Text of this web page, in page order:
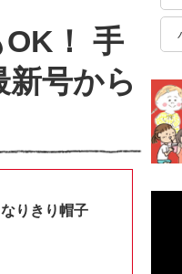
！ 手
号から
りきり帽子